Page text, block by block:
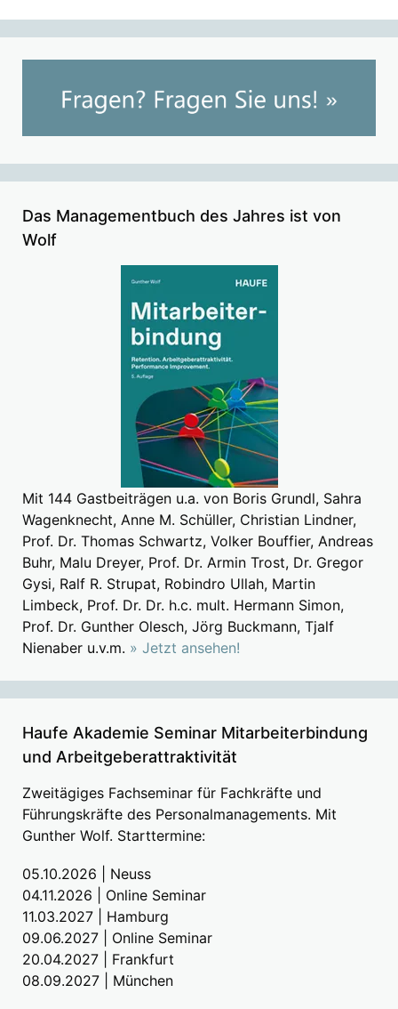
Das Managementbuch des Jahres ist von
Wolf
Mit 144 Gastbeiträgen u.a. von Boris Grundl, Sahra
Wagenknecht, Anne M. Schüller, Christian Lindner,
Prof. Dr. Thomas Schwartz, Volker Bouffier, Andreas
Buhr, Malu Dreyer, Prof. Dr. Armin Trost, Dr. Gregor
Gysi, Ralf R. Strupat, Robindro Ullah, Martin
Limbeck, Prof. Dr. Dr. h.c. mult. Hermann Simon,
Prof. Dr. Gunther Olesch, Jörg Buckmann, Tjalf
Nienaber u.v.m. » Jetzt ansehen!
Haufe Akademie Seminar Mitarbeiterbindung
und Arbeitgeberattraktivität
Zweitägiges Fachseminar für Fachkräfte und
Führungskräfte des Personalmanagements. Mit
Gunther Wolf. Starttermine:
05.10.2026 | Neuss
04.11.2026 | Online Seminar
11.03.2027 | Hamburg
09.06.2027 | Online Seminar
20.04.2027 | Frankfurt
08.09.2027 | München